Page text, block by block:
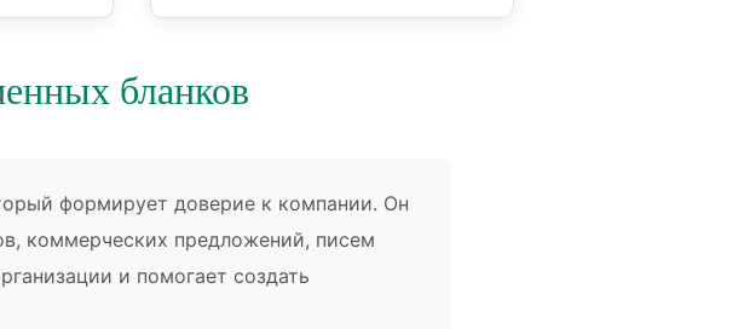
бланков
формирует доверие к компании. Он
коммерческих предложений, писем
и помогает создать